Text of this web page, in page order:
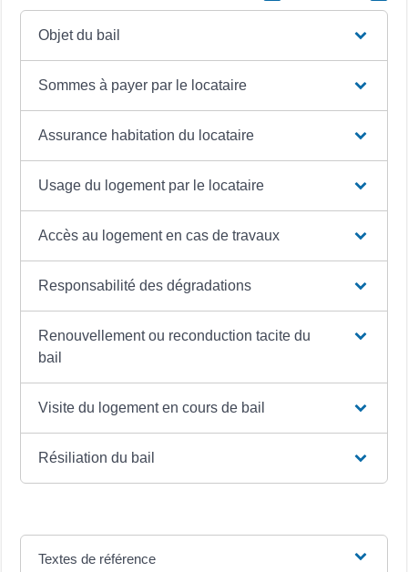
Objet du bail
Sommes à payer par le locataire
Assurance habitation du locataire
Usage du logement par le locataire
Accès au logement en cas de travaux
Responsabilité des dégradations
Renouvellement ou reconduction tacite du
bail
Visite du logement en cours de bail
Résiliation du bail
Textes de référence